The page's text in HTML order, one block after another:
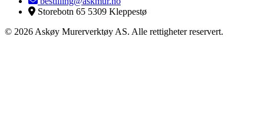
Storebotn 65 5309 Kleppestø
© 2026 Askøy Murerverktøy AS. Alle rettigheter reservert.